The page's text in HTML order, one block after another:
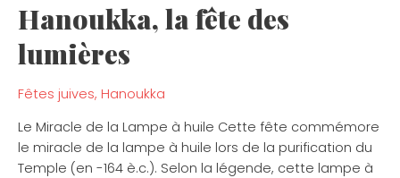
Hanoukka, la fête des
lumières
Fêtes juives, Hanoukka
Le Miracle de la Lampe à huile Cette fête commémore
le miracle de la lampe à huile lors de la purification du
Temple (en -164 è.c.). Selon la légende, cette lampe à
Hanoukka,
la
fête
lumières